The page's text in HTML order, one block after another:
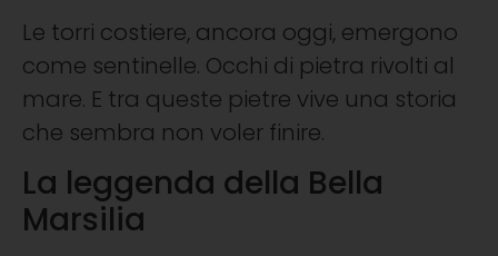
Le torri costiere, ancora oggi, emergono
come sentinelle. Occhi di pietra rivolti al
mare. E tra queste pietre vive una storia
che sembra non voler finire.
La leggenda della Bella
Marsilia